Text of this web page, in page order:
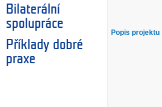
Bilaterální
spolupráce
Příklady dobré
praxe
Popis projektu